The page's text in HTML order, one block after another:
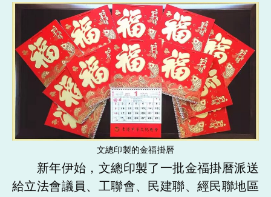
文總印製的金福掛曆
新年伊始，文總印製了一批金福掛曆派送
給立法會議員、工聯會、民建聯、經民聯地區